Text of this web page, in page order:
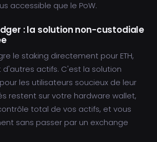
accessible que le PoW.
: la solution non-custodiale
le staking directement pour ETH,
d'autres actifs. C'est la solution
les utilisateurs soucieux de leur
restent sur votre hardware wallet,
total de vos actifs, et vous
sans passer par un exchange